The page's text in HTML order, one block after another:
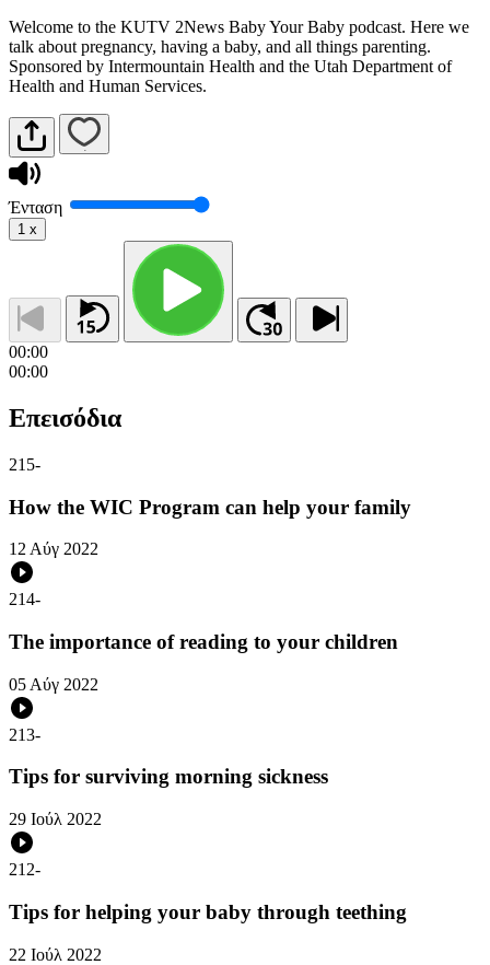
Welcome to the KUTV 2News Baby Your Baby podcast. Here we
talk about pregnancy, having a baby, and all things parenting.
Sponsored by Intermountain Health and the Utah Department of
Health and Human Services.
Ένταση
1 x
00:00
00:00
Επεισόδια
215-
How the WIC Program can help your family
12 Αύγ 2022
214-
The importance of reading to your children
05 Αύγ 2022
213-
Tips for surviving morning sickness
29 Ιούλ 2022
212-
Tips for helping your baby through teething
22 Ιούλ 2022